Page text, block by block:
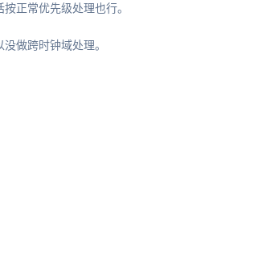
正常优先级处理也行。
做跨时钟域处理。